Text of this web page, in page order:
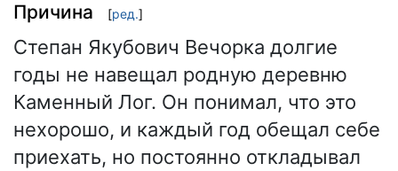
Причина [ред.]
Степан Якубович Вечорка долгие
годы не навещал родную деревню
Каменный Лог. Он понимал, что это
нехорошо, и каждый год обещал себе
приехать, но постоянно откладывал